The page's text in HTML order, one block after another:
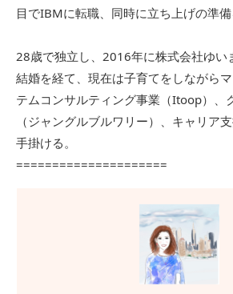
目でIBMに転職、同時に立ち上げの準備
28歳で独立し、2016年に株式会社ゆい
結婚を経て、現在は子育てをしながら
テムコンサルティング事業（Itoop）、
（ジャングルブルワリー）、キャリア
手掛ける。
=====================